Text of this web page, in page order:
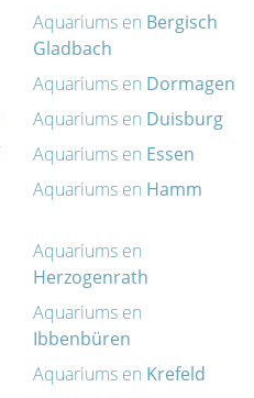
Aquariums en Bergisch
Gladbach
Aquariums en Dormagen
Aquariums en Duisburg
Aquariums en Essen
Aquariums en Hamm
Aquariums en
Herzogenrath
Aquariums en
Ibbenbüren
Aquariums en Krefeld